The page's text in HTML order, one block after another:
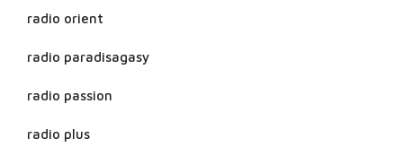
radio orient
radio paradisagasy
radio passion
radio plus